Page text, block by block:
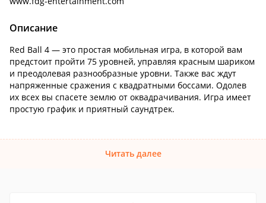
Описание
Red Ball 4 — это простая мобильная игра, в которой вам
предстоит пройти 75 уровней, управляя красным шариком
и преодолевая разнообразные уровни. Также вас ждут
напряженные сражения с квадратными боссами. Одолев
их всех вы спасете землю от оквадрачивания. Игра имеет
простую график и приятный саундтрек.
Читать далее